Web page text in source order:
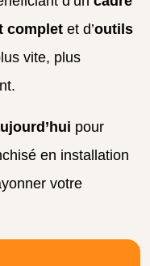
complet et d’outils
vite, plus
pour
en installation
votre